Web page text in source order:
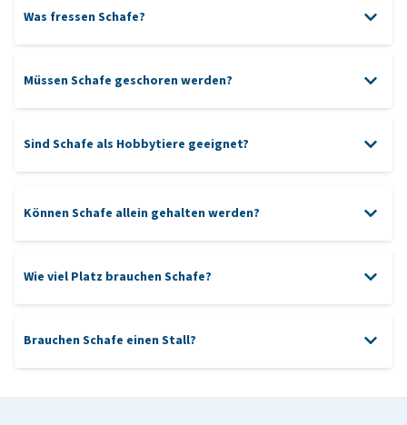
Was fressen Schafe?
Schaffutter
Müssen Schafe geschoren werden?
Sind Schafe als Hobbytiere geeignet?
Können Schafe allein gehalten werden?
Wie viel Platz brauchen Schafe?
Brauchen Schafe einen Stall?